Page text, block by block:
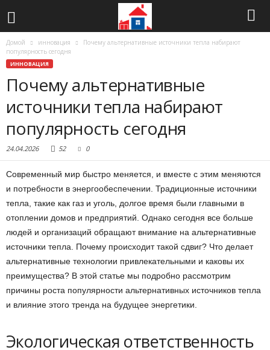
Домой инновация
Почему альтернативные источники тепла набирают
популярность сегодня
ИННОВАЦИЯ
Почему альтернативные
источники тепла набирают
популярность сегодня
24.04.2026 52 0
Современный мир быстро меняется, и вместе с этим меняются
и потребности в энергообеспечении. Традиционные источники
тепла, такие как газ и уголь, долгое время были главными в
отоплении домов и предприятий. Однако сегодня все больше
людей и организаций обращают внимание на альтернативные
источники тепла. Почему происходит такой сдвиг? Что делает
альтернативные технологии привлекательными и каковы их
преимущества? В этой статье мы подробно рассмотрим
причины роста популярности альтернативных источников тепла
и влияние этого тренда на будущее энергетики.
Экологическая ответственность